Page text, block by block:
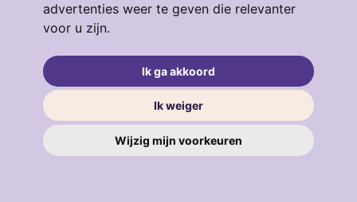
advertenties weer te geven die relevanter
voor u zijn.
Ik ga akkoord
Ik weiger
Wijzig mijn voorkeuren